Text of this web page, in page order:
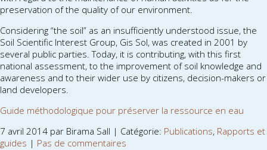
preservation of the quality of our environment.
Considering “the soil” as an insufficiently understood issue, the
Soil Scientific Interest Group, Gis Sol, was created in 2001 by
several public parties. Today, it is contributing, with this first
national assessment, to the improvement of soil knowledge and
awareness and to their wider use by citizens, decision-makers or
land developers.
Guide méthodologique pour préserver la ressource en eau
7 avril 2014 par Birama Sall | Catégorie: Publications, Rapports et
guides | Pas de commentaires